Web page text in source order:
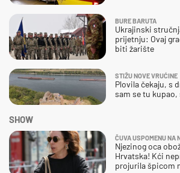
BURE BARUTA
Ukrajinski
prijetnju: Ovaj
biti žarište
STIŽU NOVE VRUĆINE
Plovila čekaju, s
sam se tu
SHOW
ČUVA USPOMENU NA
Njezinog oca
Hrvatska! Kći
projurila špicom